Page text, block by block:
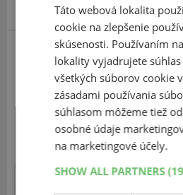
Kumho
U týchto letných pneumatík boli
priemernej hodnoty pri spotrebe
opotrebenia.
Mierne slabšie na suchých a
Stabilita - sucho
Táto webová lokalita
cookie na zlepšenie
skúsenosti. Používaním
lokality vyjadrujete
všetkých súborov cookie
zásadami používania
súhlasom môžeme tiež
osobné údaje
na marketingové účely.
SHOW ALL PARTNERS